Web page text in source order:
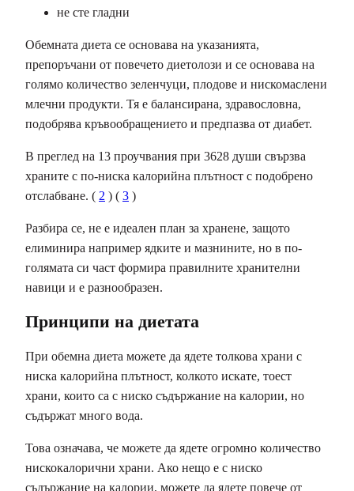
не сте гладни
Обемната диета се основава на указанията,
препоръчани от повечето диетолози и се основава на
голямо количество зеленчуци, плодове и нискомаслени
млечни продукти. Тя е балансирана, здравословна,
подобрява кръвообращението и предпазва от диабет.
В преглед на 13 проучвания при 3628 души свързва
храните с по-ниска калорийна плътност с подобрено
отслабване. ( 2 ) ( 3 )
Разбира се, не е идеален план за хранене, защото
елиминира например ядките и мазнините, но в по-
голямата си част формира правилните хранителни
навици и е разнообразен.
Принципи на диетата
При обемна диета можете да ядете толкова храни с
ниска калорийна плътност, колкото искате, тоест
храни, които са с ниско съдържание на калории, но
съдържат много вода.
Това означава, че можете да ядете огромно количество
нискокалорични храни. Ако нещо е с ниско
съдържание на калории, можете да ядете повече от